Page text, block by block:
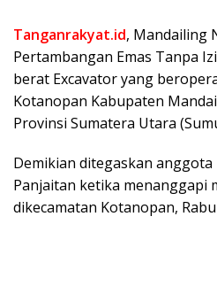
Tanganrakyat.id, Mandailing
Pertambangan Emas Tanpa
berat Excavator yang
Kotanopan Kabupaten
Provinsi Sumatera Utara
Demikian ditegaskan anggota
Panjaitan ketika menanggapi
dikecamatan Kotanopan,